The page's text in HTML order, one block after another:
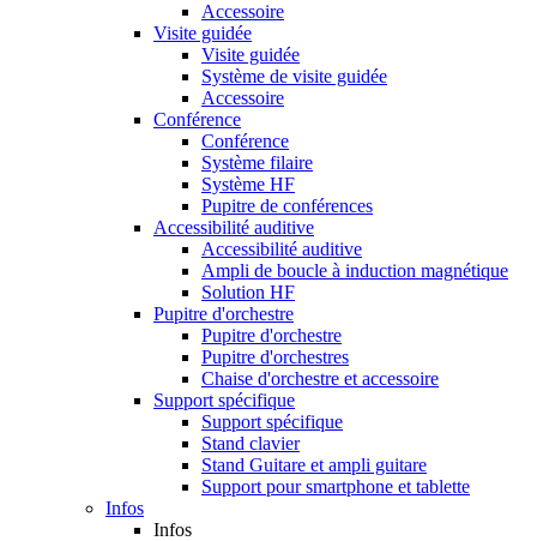
Accessoire
Visite guidée
Visite guidée
Système de visite guidée
Accessoire
Conférence
Conférence
Système filaire
Système HF
Pupitre de conférences
Accessibilité auditive
Accessibilité auditive
Ampli de boucle à induction magnétique
Solution HF
Pupitre d'orchestre
Pupitre d'orchestre
Pupitre d'orchestres
Chaise d'orchestre et accessoire
Support spécifique
Support spécifique
Stand clavier
Stand Guitare et ampli guitare
Support pour smartphone et tablette
Infos
Infos